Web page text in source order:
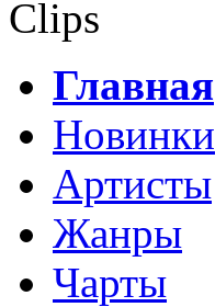
Clips
Главная
Новинки
Артисты
Жанры
Чарты